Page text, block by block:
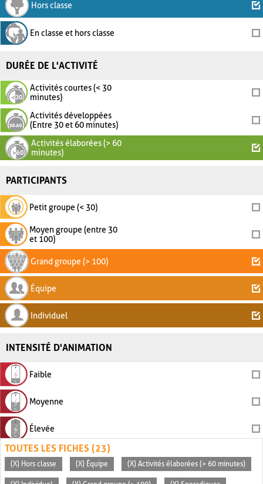
Hors classe
En classe et hors classe
DURÉE DE L'ACTIVITÉ
Activités courtes (< 30
minutes)
Activités développées
(Entre 30 et 60 minutes)
Activités élaborées (> 60
minutes)
PARTICIPANTS
Petit groupe (< 30)
Moyen groupe (entre 30
et 100)
Grand groupe (> 100)
Équipe
Individuel
INTENSITÉ D'ANIMATION
Faible
Moyenne
Élevée
TOUTES LES FICHES (23)
(X) Hors classe (X) Équipe (X) Activités élaborées (> 60 minutes)